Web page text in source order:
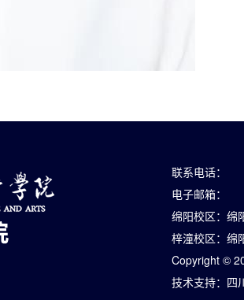
联系电话：
电子邮箱：
绵阳校区：绵
梓潼校区：绵
Copyright ©
技术支持： 四